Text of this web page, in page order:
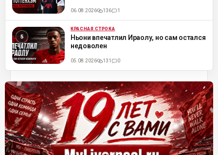
06.08.2026 136 1
ML КРАСНАЯ СТРОКА
Ньони впечатлил Ираолу, но сам остался
недоволен
05.08.2026 131 0